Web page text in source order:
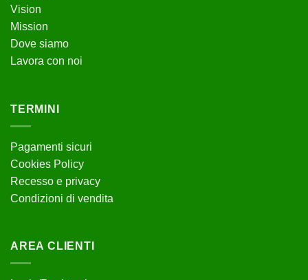
Vision
Mission
Dove siamo
Lavora con noi
TERMINI
Pagamenti sicuri
Cookies Policy
Recesso e privacy
Condizioni di vendita
AREA CLIENTI